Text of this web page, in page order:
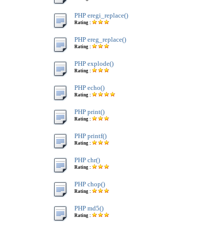
PHP eregi_replace()
Rating :
PHP ereg_replace()
Rating :
PHP explode()
Rating :
PHP echo()
Rating :
PHP print()
Rating :
PHP printf()
Rating :
PHP chr()
Rating :
PHP chop()
Rating :
PHP md5()
Rating :